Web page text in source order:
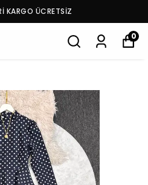
KARGO ÜCRETSİZ
0